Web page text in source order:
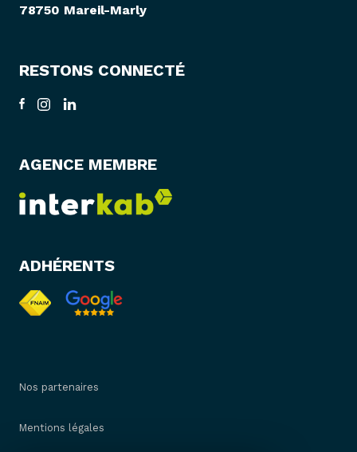
78750 Mareil-Marly
RESTONS CONNECTÉ
AGENCE MEMBRE
ADHÉRENTS
Nos partenaires
Mentions légales